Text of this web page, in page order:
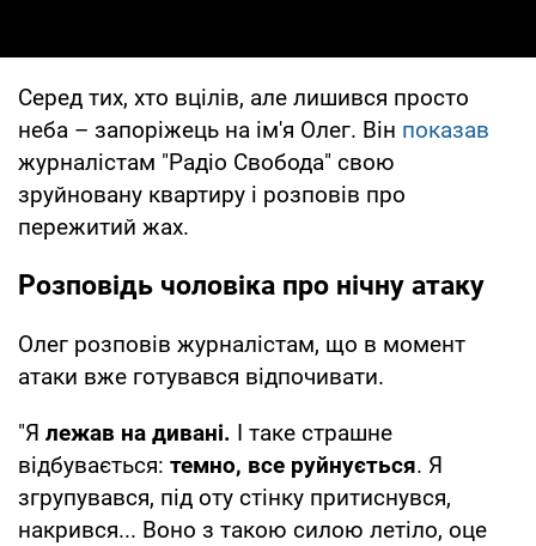
Серед тих, хто вцілів, але лишився просто
неба – запоріжець на ім'я Олег. Він показав
журналістам "Радіо Свобода" свою
зруйновану квартиру і розповів про
пережитий жах.
Розповідь чоловіка про нічну атаку
Олег розповів журналістам, що в момент
атаки вже готувався відпочивати.
"Я лежав на дивані. І таке страшне
відбувається: темно, все руйнується. Я
згрупувався, під оту стінку притиснувся,
накрився... Воно з такою силою летіло, оце